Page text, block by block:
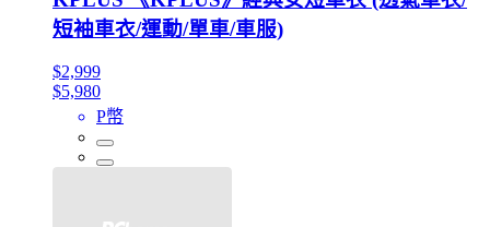
短袖車衣/運動/單車/車服)
$2,999
$5,980
P幣